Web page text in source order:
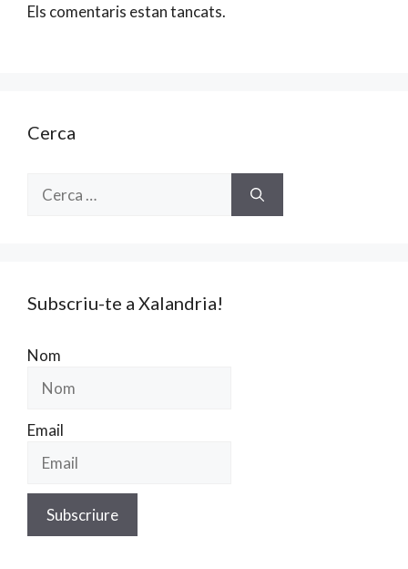
Els comentaris estan tancats.
Cerca
Subscriu-te a Xalandria!
Nom
Email